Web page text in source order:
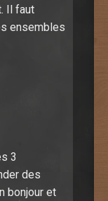
Il faut
ensembles
3
des
bonjour et